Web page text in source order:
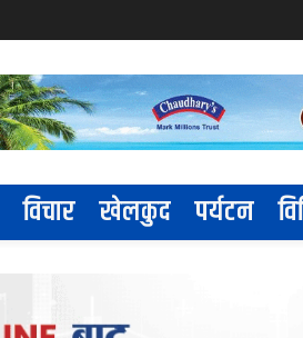
विचार खेलकुद पर्यटन